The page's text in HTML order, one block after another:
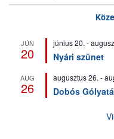
JÚN
20
június 20.-
Nyári szünet
AUG
26
augusztus 26.-
Dobós